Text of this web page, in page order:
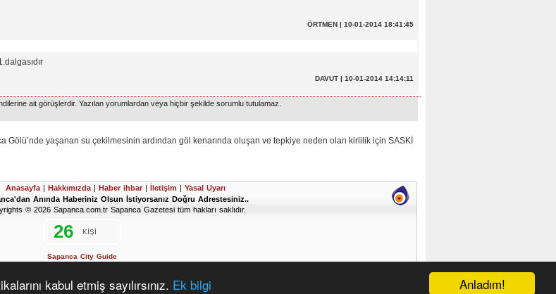
Anladım!
kabul etmiş sayılırsınız. Ek bilgi
ÖRTMEN | 10-01-2014 18:41:45
DAVUT | 10-01-2014 14:14:11
ait görüşlerdir. Yazılan yorumlardan veya hiçbir şekilde sorumlu tutulamaz.
Gölü’nde yaşanan su çekilmesinin ardından göl kenarında oluşan ve tepkiye neden olan kirlilik için SASKİ
Anasayfa Hakkımızda Haber ihbar İletişim
Yasal Uyarı
Anında Haberiniz Olsun İstiyorsanız Doğru Adrestesiniz..
© 2026 Sapanca.com.tr Sapanca Gazetesi tüm hakları saklıdır.
Sapanca City Guide
www.vahitarapoglu.tr